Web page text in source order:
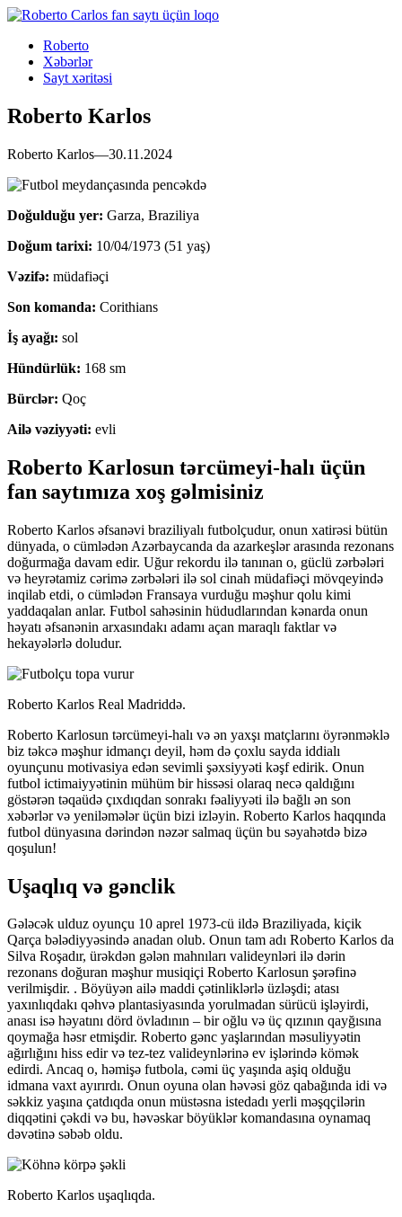
Roberto
Xəbərlər
Sayt xəritəsi
Roberto Karlos
Roberto Karlos—30.11.2024
Doğulduğu yer: Garza, Braziliya
Doğum tarixi: 10/04/1973 (51 yaş)
Vəzifə: müdafiəçi
Son komanda: Corithians
İş ayağı: sol
Hündürlük: 168 sm
Bürclər: Qoç
Ailə vəziyyəti: evli
Roberto Karlosun tərcümeyi-halı üçün
fan saytımıza xoş gəlmisiniz
Roberto Karlos əfsanəvi braziliyalı futbolçudur, onun xatirəsi bütün
dünyada, o cümlədən Azərbaycanda da azarkeşlər arasında rezonans
doğurmağa davam edir. Uğur rekordu ilə tanınan o, güclü zərbələri
və heyrətamiz cərimə zərbələri ilə sol cinah müdafiəçi mövqeyində
inqilab etdi, o cümlədən Fransaya vurduğu məşhur qolu kimi
yaddaqalan anlar. Futbol sahəsinin hüdudlarından kənarda onun
həyatı əfsanənin arxasındakı adamı açan maraqlı faktlar və
hekayələrlə doludur.
Roberto Karlos Real Madriddə.
Roberto Karlosun tərcümeyi-halı və ən yaxşı matçlarını öyrənməklə
biz təkcə məşhur idmançı deyil, həm də çoxlu sayda iddialı
oyunçunu motivasiya edən sevimli şəxsiyyəti kəşf edirik. Onun
futbol ictimaiyyətinin mühüm bir hissəsi olaraq necə qaldığını
göstərən təqaüdə çıxdıqdan sonrakı fəaliyyəti ilə bağlı ən son
xəbərlər və yeniləmələr üçün bizi izləyin. Roberto Karlos haqqında
futbol dünyasına dərindən nəzər salmaq üçün bu səyahətdə bizə
qoşulun!
Uşaqlıq və gənclik
Gələcək ulduz oyunçu 10 aprel 1973-cü ildə Braziliyada, kiçik
Qarça bələdiyyəsində anadan olub. Onun tam adı Roberto Karlos da
Silva Roşadır, ürəkdən gələn mahnıları valideynləri ilə dərin
rezonans doğuran məşhur musiqiçi Roberto Karlosun şərəfinə
verilmişdir. . Böyüyən ailə maddi çətinliklərlə üzləşdi; atası
yaxınlıqdakı qəhvə plantasiyasında yorulmadan sürücü işləyirdi,
anası isə həyatını dörd övladının – bir oğlu və üç qızının qayğısına
qoymağa həsr etmişdir. Roberto gənc yaşlarından məsuliyyətin
ağırlığını hiss edir və tez-tez valideynlərinə ev işlərində kömək
edirdi. Ancaq o, həmişə futbola, cəmi üç yaşında aşiq olduğu
idmana vaxt ayırırdı. Onun oyuna olan həvəsi göz qabağında idi və
səkkiz yaşına çatdıqda onun müstəsna istedadı yerli məşqçilərin
diqqətini çəkdi və bu, həvəskar böyüklər komandasına oynamaq
dəvətinə səbəb oldu.
Roberto Karlos uşaqlıqda.